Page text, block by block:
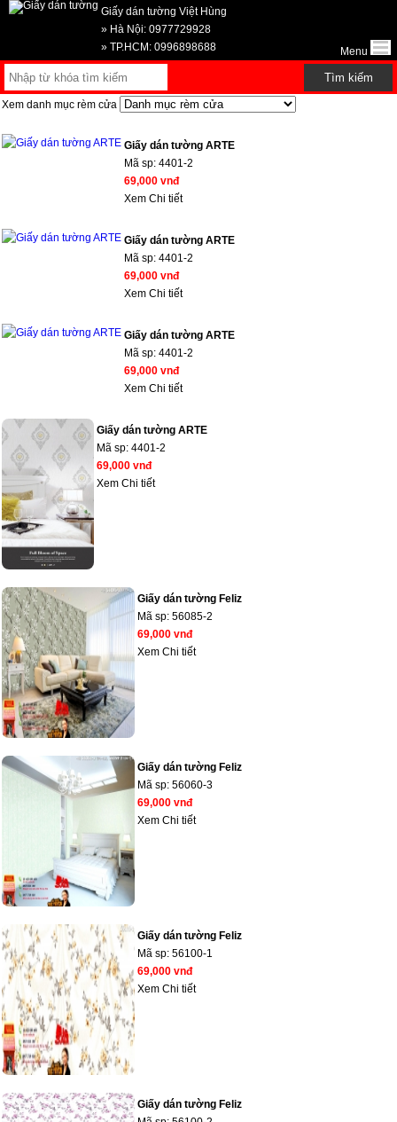
Giấy dán tường Việt Hùng
» Hà Nội: 0977729928
» TP.HCM: 0996898688
Menu
Xem danh mục rèm cửa
Giấy dán tường ARTE
Mã sp: 4401-2
69,000 vnđ
Xem Chi tiết
Giấy dán tường ARTE
Mã sp: 4401-2
69,000 vnđ
Xem Chi tiết
Giấy dán tường ARTE
Mã sp: 4401-2
69,000 vnđ
Xem Chi tiết
Giấy dán tường ARTE
Mã sp: 4401-2
69,000 vnđ
Xem Chi tiết
Giấy dán tường Feliz
Mã sp: 56085-2
69,000 vnđ
Xem Chi tiết
Giấy dán tường Feliz
Mã sp: 56060-3
69,000 vnđ
Xem Chi tiết
Giấy dán tường Feliz
Mã sp: 56100-1
69,000 vnđ
Xem Chi tiết
Giấy dán tường Feliz